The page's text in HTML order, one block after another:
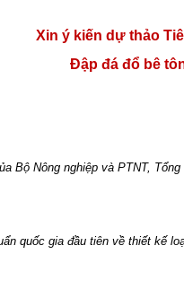
Xin ý kiến dự thảo
Đập đá đổ bê
Bộ Nông nghiệp và PTNT,
quốc gia đầu tiên về thiết kế